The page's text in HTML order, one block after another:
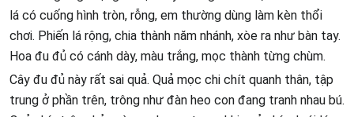
lá có cuống hình tròn, rỗng, em thường dùng làm kèn thổi
chơi. Phiến lá rộng, chia thành năm nhánh, xòe ra như bàn tay.
Hoa đu đủ có cánh dày, màu trắng, mọc thành từng chùm.
Cây đu đủ này rất sai quả. Quả mọc chi chít quanh thân, tập
trung ở phần trên, trông như đàn heo con đang tranh nhau bú.